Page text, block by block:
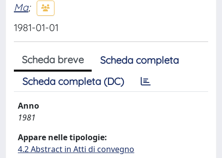
Ma;
1981-01-01
Scheda breve
Scheda completa
Scheda completa (DC)
Anno
1981
Appare nelle tipologie:
4.2 Abstract in Atti di convegno